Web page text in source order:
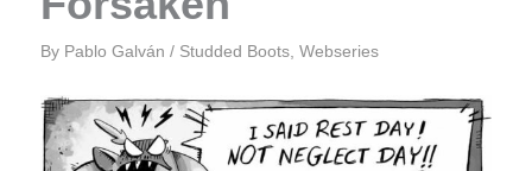
By Pablo Galván / Studded Boots, Webseries